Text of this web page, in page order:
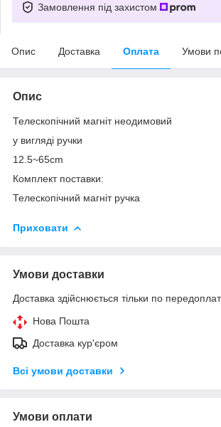
Замовлення під захистом
Опис Доставка Оплата Умови
Опис
Телескопічний магніт неодимовий
у вигляді ручки
12.5~65cm
Комплект поставки:
Телескопічний магніт ручка
Приховати
Умови доставки
Доставка здійснюється тільки по
Нова Пошта
Доставка кур'єром
Всі умови доставки
Умови оплати